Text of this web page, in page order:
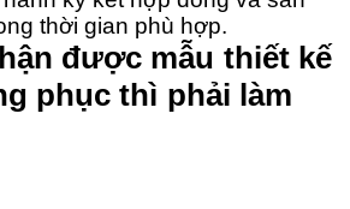
thời gian phù hợp.
được mẫu thiết kế
phục thì phải làm